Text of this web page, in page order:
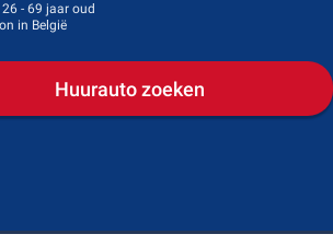
26 - 69 jaar oud
in België
Huurauto zoeken